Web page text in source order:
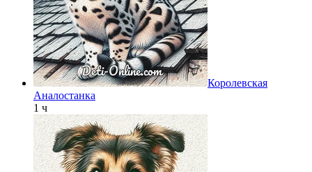
Королевская
Аналостанка
1 ч